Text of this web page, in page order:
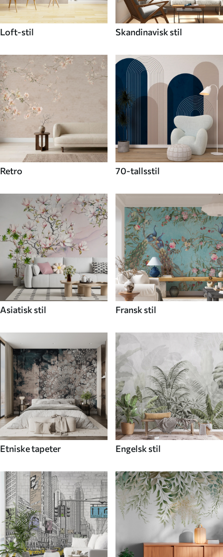
Loft-stil Skandinavisk stil
Retro 70-tallsstil
Asiatisk stil Fransk stil
Etniske tapeter Engelsk stil